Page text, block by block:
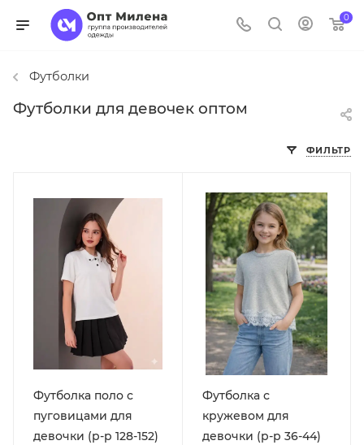
0
Футболки
Футболки для девочек оптом
ФИЛЬТР
Футболка поло с
пуговицами для
девочки (р-р 128-152)
Футболка с
кружевом для
девочки (р-р 36-44)